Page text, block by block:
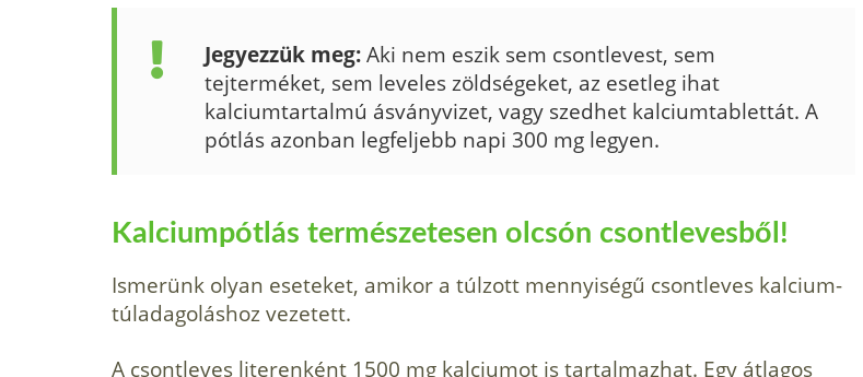
Jegyezzük meg:Aki nem eszik sem csontlevest, sem
tejterméket, sem leveles zöldségeket, az esetleg ihat
kalciumtartalmú ásványvizet, vagy szedhet kalciumtablettát. A
pótlás azonban legfeljebb napi 300 mg legyen.
Kalciumpótlás természetesen olcsón csontlevesből!
Ismerünk olyan eseteket, amikor a túlzott mennyiségű csontleves kalcium-
túladagoláshoz vezetett.
A csontleves literenként 1500 mg kalciumot is tartalmazhat. Egy átlagos